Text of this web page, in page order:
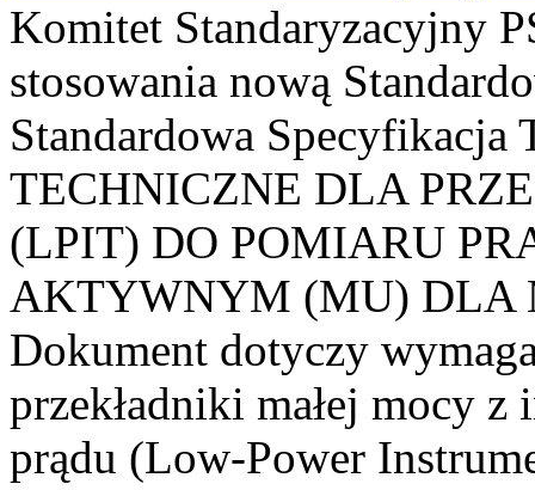
Komitet Standaryzacyjny
stosowania nową
Standardowa
TECHNICZNE DLA
(LPIT) DO POMIARU
AKTYWNYM (MU) DLA
Dokument dotyczy
przekładniki małej mocy
prądu (Low-Power